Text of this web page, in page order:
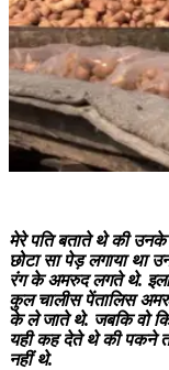
मेरे पति बताते थे की उनके
छोटा सा पेड़ लगाया था
रंग के अमरुद लगते थे.
कुल चालीस पेंतालिस
के ले जाते थे. जबकि वो
यही कह देते थे की पकने
नहीं थे.